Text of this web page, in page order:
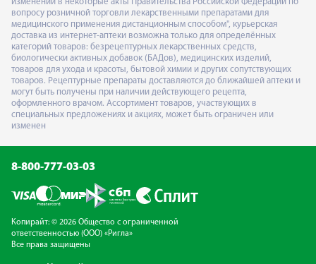
вопросу розничной торговли лекарственными препаратами для
медицинского применения дистанционным способом", курьерская
доставка из интернет-аптеки возможна только для определённых
категорий товаров: безрецептурных лекарственных средств,
биологически активных добавок (БАДов), медицинских изделий,
товаров для ухода и красоты, бытовой химии и других сопутствующих
товаров. Рецептурные препараты доставляются до ближайшей аптеки и
могут быть получены при наличии действующего рецепта,
оформленного врачом. Ассортимент товаров, участвующих в
специальных предложениях и акциях, может быть ограничен или
изменен
8-800-777-03-03
Копирайт: © 2026 Общество с ограниченной
ответственностью (ООО) «Ригла»
Все права защищены